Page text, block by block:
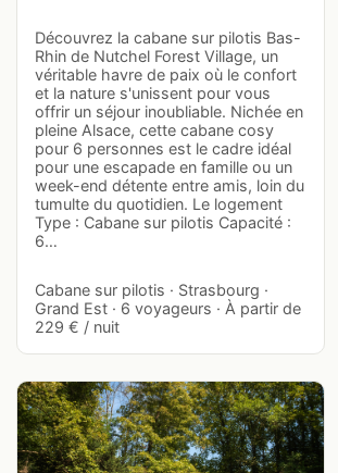
Découvrez la cabane sur pilotis Bas-
Rhin de Nutchel Forest Village, un
véritable havre de paix où le confort
et la nature s'unissent pour vous
offrir un séjour inoubliable. Nichée en
pleine Alsace, cette cabane cosy
pour 6 personnes est le cadre idéal
pour une escapade en famille ou un
week-end détente entre amis, loin du
tumulte du quotidien. Le logement
Type : Cabane sur pilotis Capacité :
6…
Cabane sur pilotis · Strasbourg ·
Grand Est · 6 voyageurs · À partir de
229 € / nuit